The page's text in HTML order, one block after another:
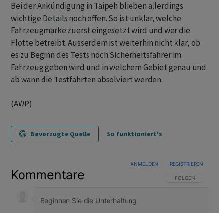
Bei der Ankündigung in Taipeh blieben allerdings
wichtige Details noch offen. So ist unklar, welche
Fahrzeugmarke zuerst eingesetzt wird und wer die
Flotte betreibt. Ausserdem ist weiterhin nicht klar, ob
es zu Beginn des Tests noch Sicherheitsfahrer im
Fahrzeug geben wird und in welchem Gebiet genau und
ab wann die Testfahrten absolviert werden.
(AWP)
Bevorzugte Quelle So funktioniert's
Kommentare FOLGE DIESER
FOLGEN
ANMELDEN REGISTRIEREN